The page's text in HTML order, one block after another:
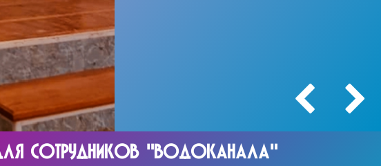
ДЛЯ СОТРУДНИКОВ "ВОДОКАНАЛА"